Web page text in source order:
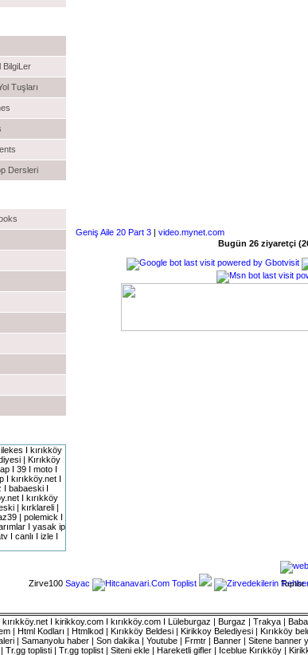
BilgiLer
Tuşları
Dersleri
I kırıkköy
| Kırıkköy
I 39 I moto I
I kırıkköy.net I
I babaeski I
I kırıkköy
| kırklareli |
| polemick I
I yasak ip
I canlı I izle I
Geniş Aile 20 Part 3 | video.mynet.com
Bugün 26 ziyaretçi
Zirve100 Sayac Toplist
kırıkköy.net I kirikkoy.com I kırıkköy.com I Lüleburgaz | Burgaz | Trakya |
| Html Kodları | Htmlkod | Kırıkköy Beldesi | Kirikkoy Belediyesi | Kırıkköy
| Samanyolu haber | Son dakika | Youtube | Frmtr | Banner | Sitene
Tr.gg toplisti | Tr.gg toplist | Siteni ekle | Hareketli gifler | Iceblue Kırıkköy |